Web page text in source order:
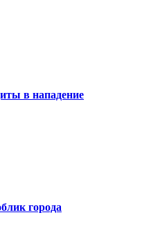
в нападение
города